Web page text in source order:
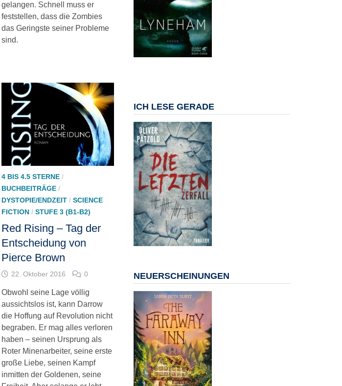
gelangen. Schnell muss er
feststellen, dass die Zombies
das Geringste seiner Probleme
sind.
4 BIS 4.5 STERNE/
BUCHBEITRÄGE/
DYSTOPIE/ENDZEIT/ SCIENCE
FICTION/ STUFE 3 (B1-B2)
Red Rising – Tag der
Entscheidung von
Pierce Brown
22. Oktober 2016 0
Obwohl seine Lage völlig
aussichtslos ist, kann Darrow
die Hoffung auf Revolution nicht
begraben. Er mag alles verloren
haben – seinen Ursprung als
Roter Minenarbeiter, seine erste
große Liebe, seinen Kampf
inmitten der Goldenen, seine
ICH LESE GERADE
NEUERSCHEINUNGEN